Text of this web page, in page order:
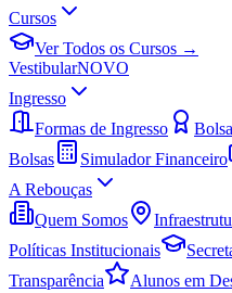
Cursos
Ver Todos os Cursos →
VestibularNOVO
Ingresso
Formas de Ingresso
Bolsas
Simulador Financeiro
A Rebouças
Quem Somos
Políticas Institucionais
Transparência
Alunos em